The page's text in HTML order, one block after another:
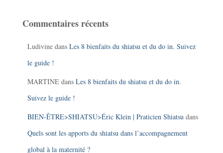
Commentaires récents
Ludivine dans Les 8 bienfaits du shiatsu et du do in. Suivez
le guide !
MARTINE dans Les 8 bienfaits du shiatsu et du do in.
Suivez le guide !
BIEN-ÊTRE>SHIATSU>Éric Klein | Praticien Shiatsu dans
Quels sont les apports du shiatsu dans l’accompagnement
global à la maternité ?